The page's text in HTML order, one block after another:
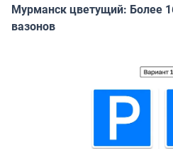
Мурманск цветущий: Более
вазонов